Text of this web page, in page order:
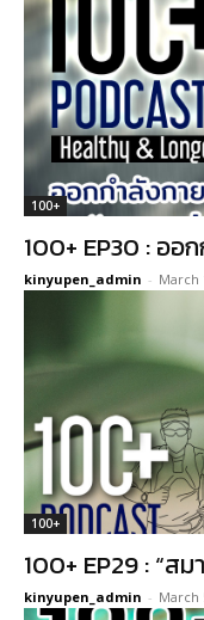
100+
100+ EP30 : ออ
kinyupen_admin - March
100+
100+ EP29 : “ส
kinyupen_admin - March